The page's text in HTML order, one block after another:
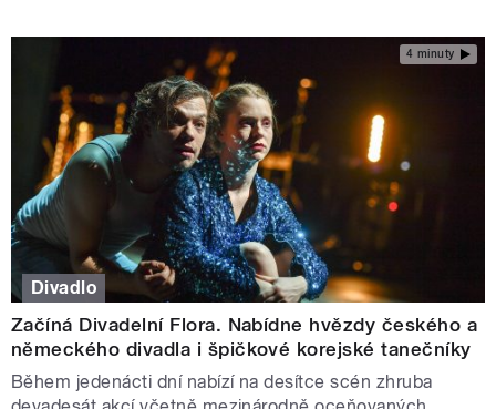
4 minuty
Divadlo
Začíná Divadelní Flora. Nabídne hvězdy českého a
německého divadla i špičkové korejské tanečníky
Během jedenácti dní nabízí na desítce scén zhruba